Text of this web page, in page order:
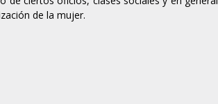
de la mujer.